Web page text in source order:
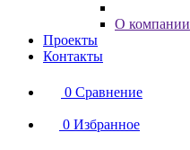
О компании
Проекты
Контакты
0 Сравнение
0 Избранное